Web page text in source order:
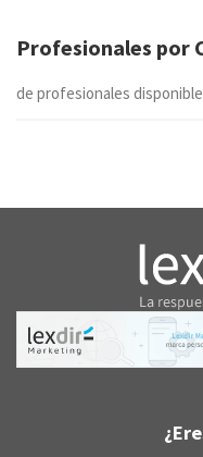
Profesionales por
de profesionales